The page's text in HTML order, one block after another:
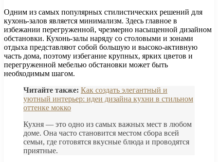
Одним из самых популярных стилистических решений для
кухонь-залов является минимализм. Здесь главное в
избежании перегруженной, чрезмерно насыщенной дизайном
обстановки. Кухонь-залы наряду со столовыми и зонами
отдыха представляют собой большую и высоко-активную
часть дома, поэтому избегание крупных, ярких цветов и
перегруженной мебелью обстановки может быть
необходимым шагом.
Читайте также: Как создать элегантный и
уютный интерьер: идеи дизайна кухни в стильном
оттенке мокко
Кухня — это одно из самых важных мест в любом
доме. Она часто становится местом сбора всей
семьи, где готовятся вкусные блюда и проводятся
приятные.